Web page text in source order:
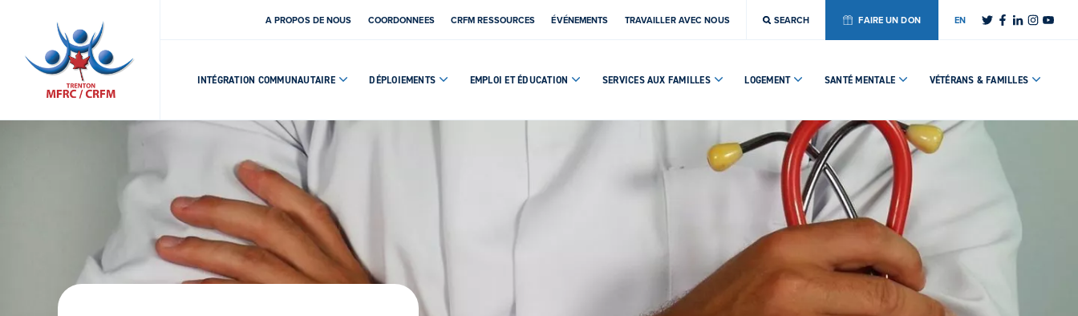
A PROPOS DE NOUS COORDONNEES CRFM RESSOURCES ÉVÉNEMENTS TRAVAILLER AVEC NOUS SEARCH FAIRE UN DON EN
INTÉGRATION COMMUNAUTAIRE DÉPLOIEMENTS EMPLOI ET ÉDUCATION SERVICES AUX FAMILLES LOGEMENT SANTÉ MENTALE VÉTÉRANS & FAMILLES